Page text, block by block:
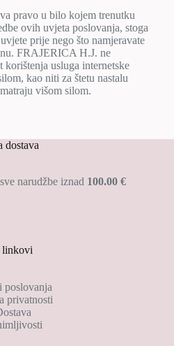
pravo u bilo kojem trenutku
ovih uvjeta poslovanja, stoga
prije nego što namjeravate
FRAJERICA H.J. ne
korištenja usluga internetske
kao niti za štetu nastalu
višom silom.
dostava
narudžbe iznad 100.00 €
linkovi
poslovanja
privatnosti